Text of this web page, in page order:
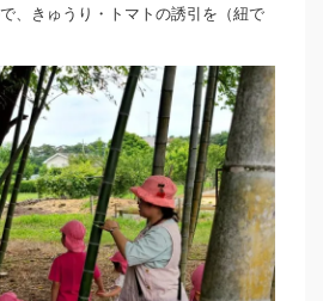
、きゅうり・トマトの誘引を（紐で